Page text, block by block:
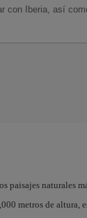
con Iberia, así
paisajes naturales
metros de altura,